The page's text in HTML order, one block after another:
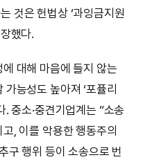
것은 헌법상 ‘과잉금지원
했다.
대해 마음에 들지 않는
능성도 높아져 ‘포퓰리
중소·중견기업계는 “소송
, 이를 악용한 행동주의
구 행위 등이 소송으로 번